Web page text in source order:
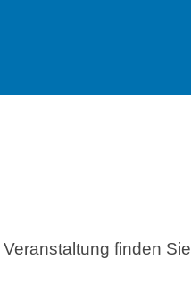
finden Sie